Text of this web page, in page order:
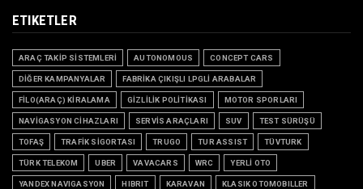
ETIKETLER
ARAÇ TAKİP SİSTEMLERİ AUTONOMOUS CONCEPT CARS
DİĞER KAMPANYALAR FABRİKA ÇIKIŞLI LPGLİ ARABALAR
FİLO(ARAÇ) KİRALAMA GİZLİLİK POLİTİKASI MOTOR SPORLARI
NAVİGASYON CİHAZLARI SERVİS ARAÇLARI SUV TEST SÜRÜŞÜ
TOFAŞ TRAFİK SİGORTASI TRUGO TUR ASSIST TÜVTURK
TÜRK TELEKOM UBER VAVACARS WRC YERLİ OTO
YANDEX NAVIGASYON HIBRIT KARAVAN KLASIK OTOMOBILLER